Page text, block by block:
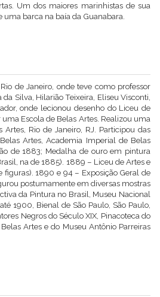
Um dos maiores marinhistas de sua
barca na baía da Guanabara.
de Janeiro, onde teve como professor
Silva, Hilarião Teixeira, Eliseu Visconti,
onde lecionou desenho do Liceu de
Escola de Belas Artes. Realizou uma
Rio de Janeiro, RJ. Participou das
Artes, Academia Imperial de Belas
de 1883; Medalha de ouro em pintura
na de 1885). 1889 – Liceu de Artes e
figuras). 1890 e 94 – Exposição Geral de
postumamente em diversas mostras
da Pintura no Brasil, Museu Nacional
1900, Bienal de São Paulo, São Paulo,
Negros do Século XIX, Pinacoteca do
Artes e do Museu Antônio Parreiras